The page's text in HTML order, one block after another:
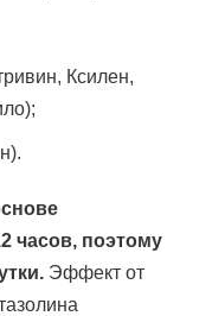
Ксилен,
часов, поэтому
Эффект от